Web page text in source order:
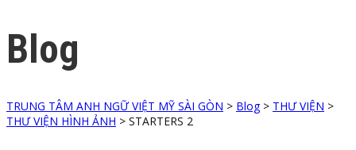
Blog
TRUNG TÂM ANH NGỮ VIỆT MỸ SÀI GÒN > Blog> THƯ VIỆN >
THƯ VIỆN HÌNH ẢNH > STARTERS 2